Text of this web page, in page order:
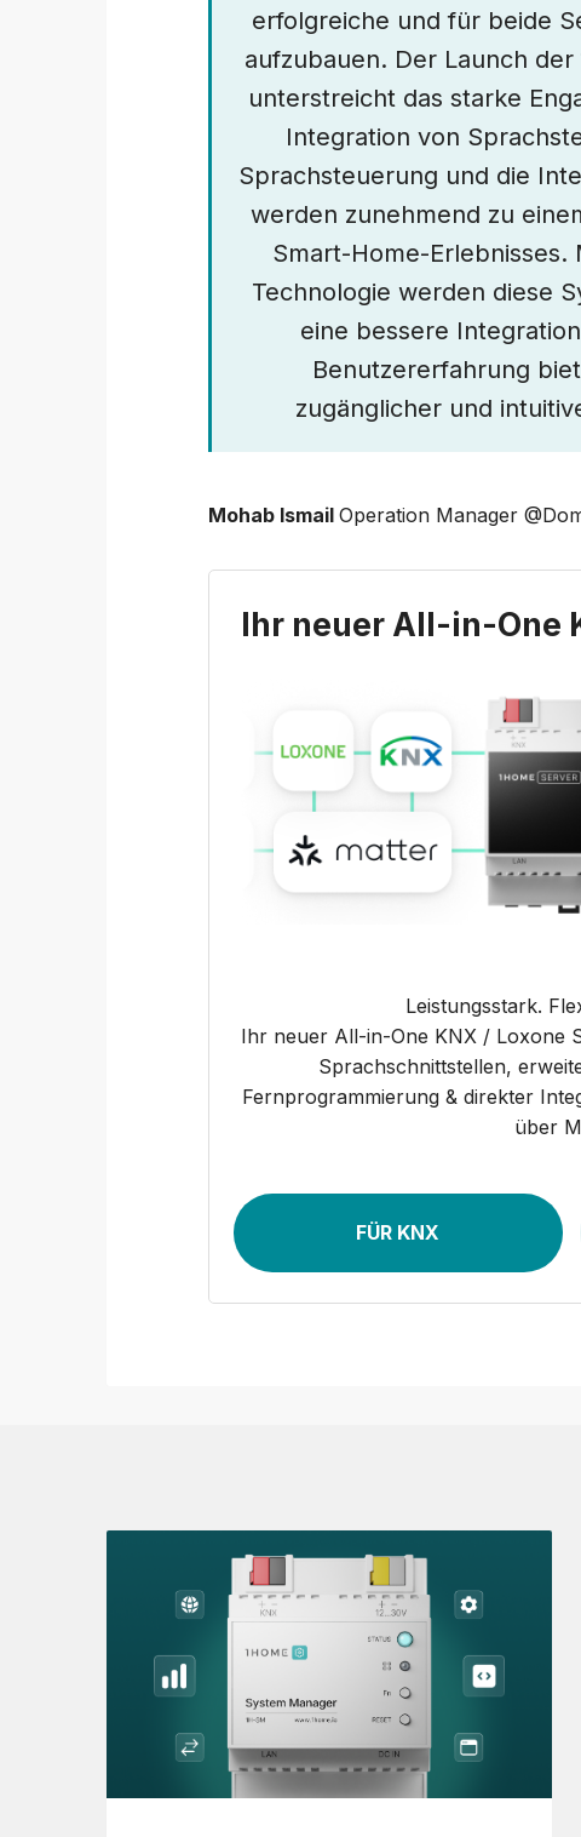
erfolgreiche und für beide
aufzubauen. Der Launch
unterstreicht das starke
Integration von
Sprachsteuerung und die
werden zunehmend zu
Smart-Home-
Technologie werden diese
eine bessere
Benutzererfahrung
zugänglicher und
Mohab Ismail Operation Manager
Ihr neuer All-in-One
Leistungsstark.
Ihr neuer All-in-One KNX / Loxone
Sprachschnittstellen,
Fernprogrammierung & direkter
über
FÜR KNX